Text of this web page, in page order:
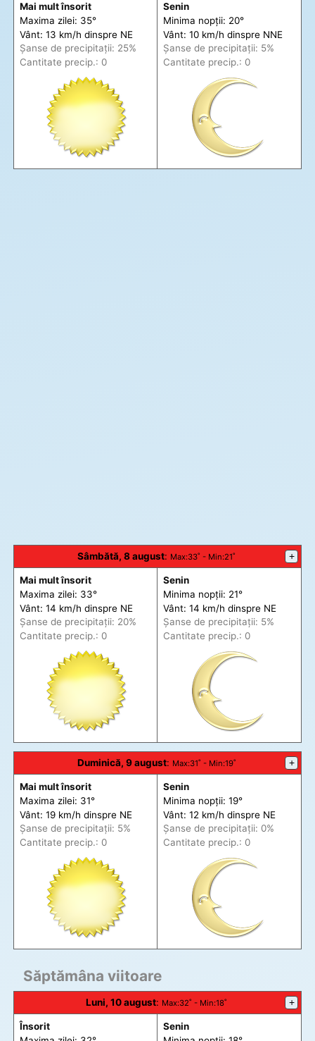
Mai mult însorit
Maxima zilei: 35°
Vânt: 13 km/h dinspre NE
Șanse de precipitații: 25%
Cantitate precip.: 0
Senin
Minima nopții: 20°
Vânt: 10 km/h dinspre NNE
Șanse de precipitații: 5%
Cantitate precip.: 0
Sâmbătă, 8 august: Max:33˚ - Min:21˚ +
Mai mult însorit
Maxima zilei: 33°
Vânt: 14 km/h dinspre NE
Șanse de precipitații: 20%
Cantitate precip.: 0
Senin
Minima nopții: 21°
Vânt: 14 km/h dinspre NE
Șanse de precipitații: 5%
Cantitate precip.: 0
Duminică, 9 august: Max:31˚ - Min:19˚ +
Mai mult însorit
Maxima zilei: 31°
Vânt: 19 km/h dinspre NE
Șanse de precipitații: 5%
Cantitate precip.: 0
Senin
Minima nopții: 19°
Vânt: 12 km/h dinspre NE
Șanse de precipitații: 0%
Cantitate precip.: 0
Săptămâna viitoare
Luni, 10 august: Max:32˚ - Min:18˚ +
Însorit
Senin